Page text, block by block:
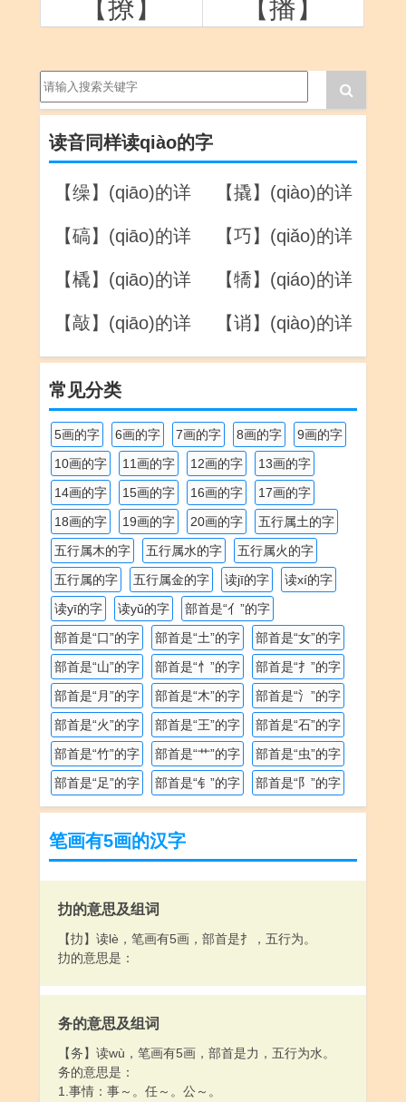
【撩】 【播】
读音同样读qiào的字
【缲】(qiāo)的详
【撬】(qiào)的详
【碻】(qiāo)的详
【巧】(qiǎo)的详
【橇】(qiāo)的详
【犞】(qiáo)的详
【敲】(qiāo)的详
【诮】(qiào)的详
常见分类
5画的字 6画的字 7画的字 8画的字
9画的字
10画的字
11画的字 12画的字
13画的字
14画的字
15画的字 16画的字
17画的字
18画的字
19画的字 20画的字
五行属土的字
五行属木的字
五行属水的字
五行属火的字
五行属的字
五行属金的字 读jī的字
读xí的字
读yī的字
读yǔ的字
部首是“亻”的字
部首是“口”的字
部首是“土”的字
部首是“女”的字
部首是“山”的字
部首是“忄”的字
部首是“扌”的字
部首是“月”的字
部首是“木”的字
部首是“氵”的字
部首是“火”的字
部首是“王”的字
部首是“石”的字
部首是“竹”的字
部首是“艹”的字
部首是“虫”的字
部首是“足”的字
部首是“钅”的字 部首是“阝”的字
笔画有5画的汉字
扐的意思及组词
【扐】读lè，笔画有5画，部首是扌，五行为。
扐的意思是：
务的意思及组词
【务】读wù，笔画有5画，部首是力，五行为水。
务的意思是：
1.事情：事～。任～。公～。